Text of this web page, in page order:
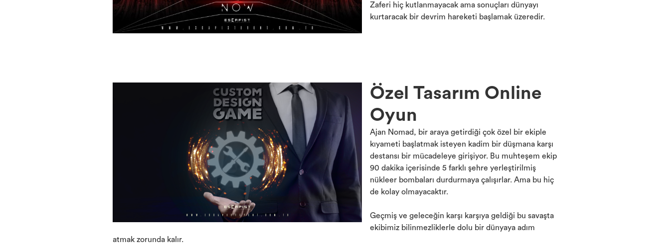
Zaferi hiç kutlanmayacak ama sonuçları dünyayı
kurtaracak bir devrim hareketi başlamak üzeredir.
Özel Tasarım Online
Oyun
Ajan Nomad, bir araya getirdiği çok özel bir ekiple
kıyameti başlatmak isteyen kadim bir düşmana karşı
destansı bir mücadeleye girişiyor. Bu muhteşem ekip
90 dakika içerisinde 5 farklı şehre yerleştirilmiş
nükleer bombaları durdurmaya çalışırlar. Ama bu hiç
de kolay olmayacaktır.
Geçmiş ve geleceğin karşı karşıya geldiği bu savaşta
ekibimiz bilinmezliklerle dolu bir dünyaya adım
atmak zorunda kalır.